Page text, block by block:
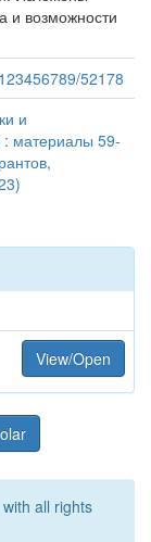
и возможности
52178
и
материалы 59-
View/Open
all rights